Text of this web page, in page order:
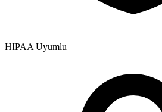
HIPAA Uyumlu